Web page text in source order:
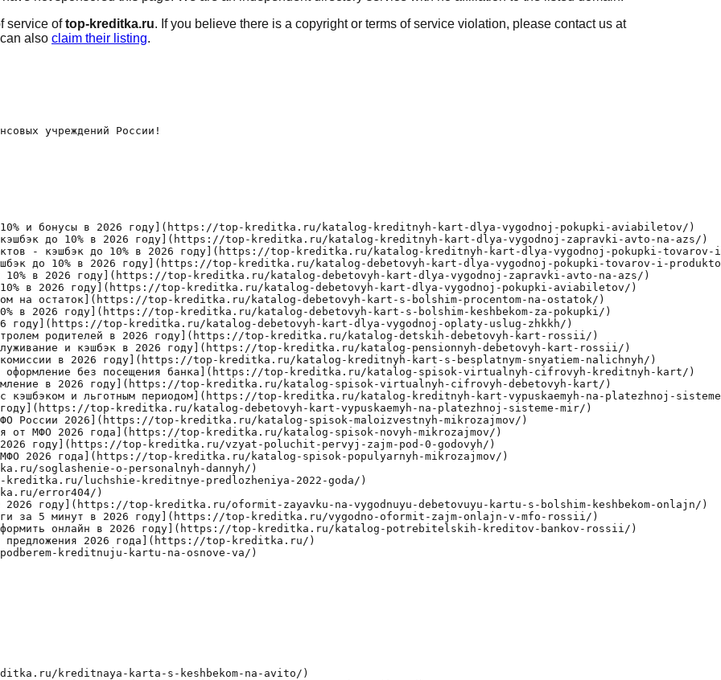
service oftop-kreditka.ru. If you believe there is a copyright or terms of service violation, please contact us at
also claim their listing.